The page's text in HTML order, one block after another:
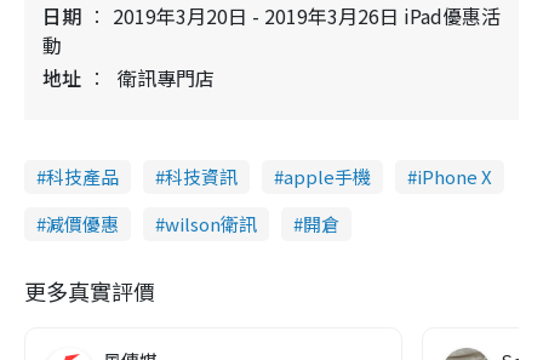
日期
2019年3月20日 - 2019年3月26日 iPad優惠活
動
地址
衛訊專門店
科技產品 科技資訊 apple手機
iPhone X
減價優惠
wilson衛訊 開倉
更多真實評價